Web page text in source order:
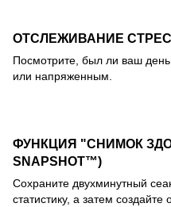
ОТСЛЕЖИВАНИЕ
Посмотрите, был ли ваш
или напряженным.
ФУНКЦИЯ "СНИМОК
SNAPSHOT™)
Сохраните двухминутный
статистику, а затем создайте